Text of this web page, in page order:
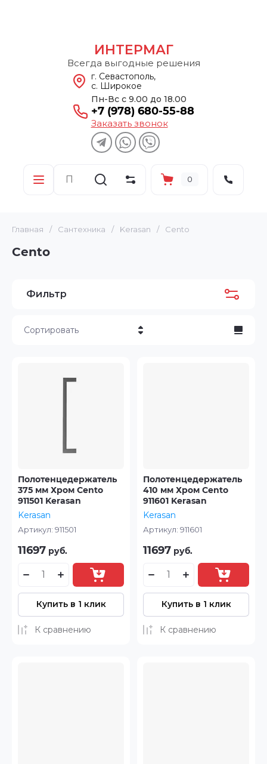
ИНТЕРМАГ
Всегда выгодные решения
г. Севастополь,
с. Широкое
Пн-Вс с 9.00 до 18.00
+7 (978) 680-55-88
Заказать звонок
0
Главная / Сантехника / Kerasan / Cento
Cento
Фильтр
Сортировать
Цена - возрастание
Полотенцедержатель
375 мм Хром Cento
911501 Kerasan
Kerasan
Артикул: 911501
11697 руб.
Купить в 1 клик
К сравнению
Полотенцедержатель
410 мм Хром Cento
911601 Kerasan
Kerasan
Артикул: 911601
11697 руб.
Купить в 1 клик
К сравнению